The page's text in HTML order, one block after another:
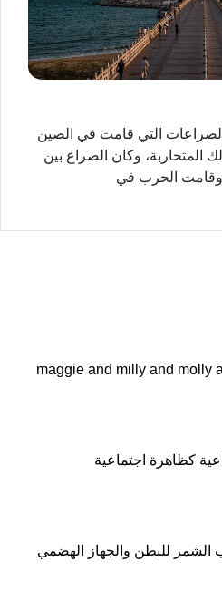
التي قامت في الصين
المتحاربة، وكان الصراع بين
وقامت الحرب في
كظاهرة اجتماعية
الشمر للبطن والجهاز الهضمي